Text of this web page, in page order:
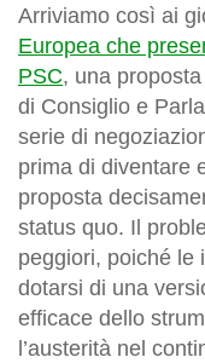
Arriviamo così ai
Europea che
PSC, una
di Consiglio e
serie di
prima di diventare
proposta
status quo. Il
peggiori, poiché le
dotarsi di una
efficace dello
l’austerità nel